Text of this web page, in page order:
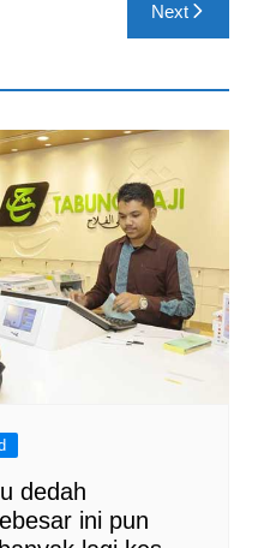
Next
dedah
ini pun